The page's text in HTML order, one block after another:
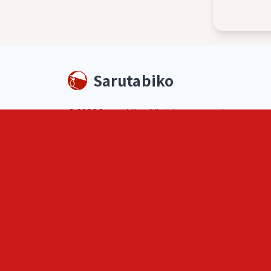
Sarutabiko
©2026Sarutabiko. All rights reserved